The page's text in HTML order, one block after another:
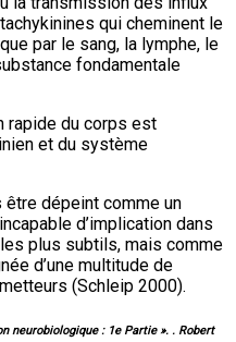
qui cheminent le
par le sang, la lymphe, le
fondamentale
rapide du corps est
et du système
dépeint comme un
d’implication dans
plus subtils, mais comme
d’une multitude de
(Schleip 2000).
neurobiologique : 1e Partie ». . Robert